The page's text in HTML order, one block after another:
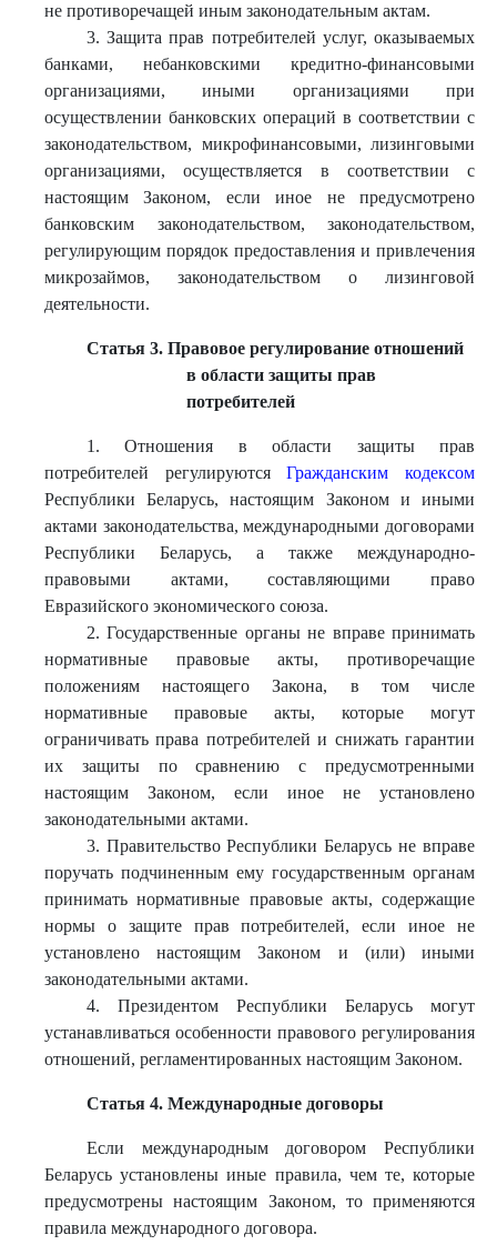
не противоречащей иным законодательным актам.
3. Защита прав потребителей услуг, оказываемых
банками, небанковскими кредитно-финансовыми
организациями, иными организациями при
осуществлении банковских операций в соответствии с
законодательством, микрофинансовыми, лизинговыми
организациями, осуществляется в соответствии с
настоящим Законом, если иное не предусмотрено
банковским законодательством, законодательством,
регулирующим порядок предоставления и привлечения
микрозаймов, законодательством о лизинговой
деятельности.
Статья 3. Правовое регулирование отношений
в области защиты прав
потребителей
1. Отношения в области защиты прав
потребителей регулируютсяГражданским кодексом
Республики Беларусь, настоящим Законом и иными
актами законодательства, международными договорами
Республики Беларусь, а также международно-
правовыми актами, составляющими право
Евразийского экономического союза.
2. Государственные органы не вправе принимать
нормативные правовые акты, противоречащие
положениям настоящего Закона, в том числе
нормативные правовые акты, которые могут
ограничивать права потребителей и снижать гарантии
их защиты по сравнению с предусмотренными
настоящим Законом, если иное не установлено
законодательными актами.
3. Правительство Республики Беларусь не вправе
поручать подчиненным ему государственным органам
принимать нормативные правовые акты, содержащие
нормы о защите прав потребителей, если иное не
установлено настоящим Законом и (или) иными
законодательными актами.
4. Президентом Республики Беларусь могут
устанавливаться особенности правового регулирования
отношений, регламентированных настоящим Законом.
Статья 4. Международные договоры
Если международным договором Республики
Беларусь установлены иные правила, чем те, которые
предусмотрены настоящим Законом, то применяются
правила международного договора.